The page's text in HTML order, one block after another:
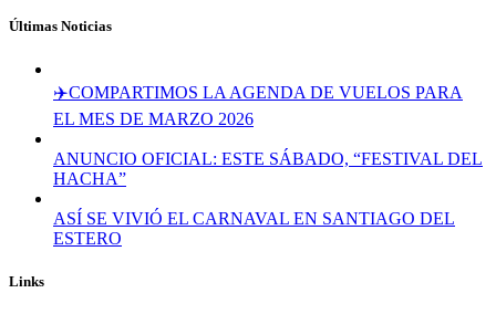
Últimas Noticias
✈️COMPARTIMOS LA AGENDA DE VUELOS PARA
EL MES DE MARZO 2026
ANUNCIO OFICIAL: ESTE SÁBADO, “FESTIVAL DEL
HACHA”
ASÍ SE VIVIÓ EL CARNAVAL EN SANTIAGO DEL
ESTERO
Links